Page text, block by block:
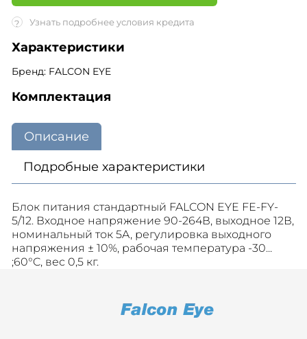
? Узнать подробнее условия кредита
Характеристики
Бренд: FALCON EYE
Комплектация
Описание
Подробные характеристики
Блок питания стандартный FALCON EYE FE-FY-
5/12. Входное напряжение 90-264В, выходное 12В,
номинальный ток 5A, регулировка выходного
напряжения ± 10%, рабочая температура -30...
;60°C, вес 0,5 кг.